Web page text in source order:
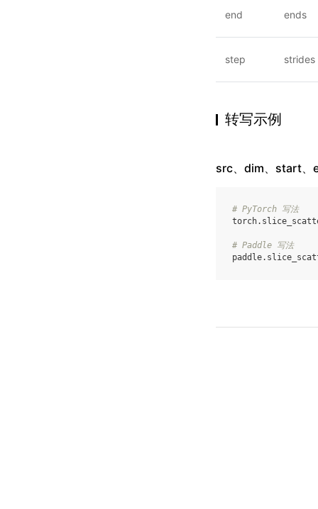
end ends
step strides
转写示例
src、dim、start、
# PyTorch 写法
torch.
# Paddle 写法
paddle.